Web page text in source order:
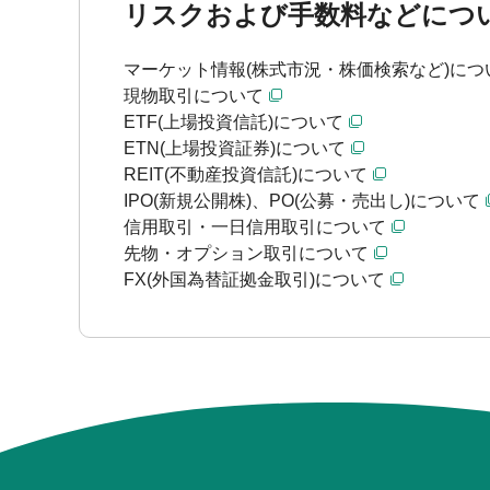
リスクおよび手数料などにつ
マーケット情報(株式市況・株価検索など)につ
現物取引について
ETF(上場投資信託)について
ETN(上場投資証券)について
REIT(不動産投資信託)について
IPO(新規公開株)、PO(公募・売出し)について
信用取引・一日信用取引について
先物・オプション取引について
FX(外国為替証拠金取引)について